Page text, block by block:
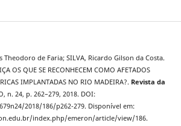
Theodoro de Faria; SILVA, Ricardo Gilson da Costa.
OS QUE SE RECONHECEM COMO AFETADOS
IMPLANTADAS NO RIO MADEIRA?. Revista da
n. 24, p. 262–279, 2018. DOI:
2018/186/p262-279. Disponível em:
index.php/emeron/article/view/186.